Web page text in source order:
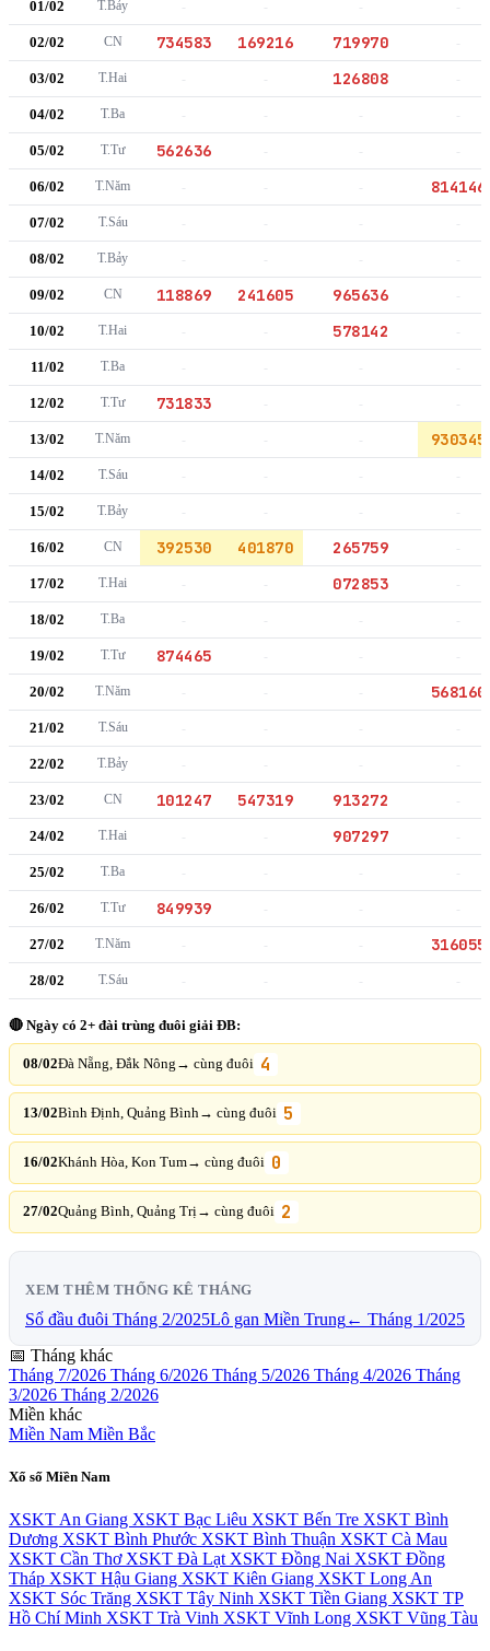
01/02 T.Bảy - - - -
02/02 CN 734583 169216 719970 -
03/02 T.Hai - - 126808 -
04/02 T.Ba - - - -
05/02 T.Tư 562636 - - -
06/02 T.Năm - - - 814146
07/02 T.Sáu - - - -
08/02 T.Bảy - - - -
09/02 CN 118869 241605 965636 -
10/02 T.Hai - - 578142 -
11/02 T.Ba - - - -
12/02 T.Tư 731833 - - -
13/02 T.Năm - - - 930345
14/02 T.Sáu - - - -
15/02 T.Bảy - - - -
16/02 CN 392530 401870 265759 -
17/02 T.Hai - - 072853 -
18/02 T.Ba - - - -
19/02 T.Tư 874465 - - -
20/02 T.Năm - - - 568160
21/02 T.Sáu - - - -
22/02 T.Bảy - - - -
23/02 CN 101247 547319 913272 -
24/02 T.Hai - - 907297 -
25/02 T.Ba - - - -
26/02 T.Tư 849939 - - -
27/02 T.Năm - - - 316055
28/02 T.Sáu - - - -
🔴 Ngày có 2+ đài trùng đuôi giải ĐB:
08/02Đà Nẵng, Đắk Nông → cùng đuôi 4
13/02Bình Định, Quảng Bình→ cùng đuôi 5
16/02Khánh Hòa, Kon Tum→ cùng đuôi 0
27/02Quảng Bình, Quảng Trị→ cùng đuôi 2
XEM THÊM THỐNG KÊ THÁNG
Sổ đầu đuôi Tháng 2/2025Lô gan Miền Trung← Tháng 1/2025
📅 Tháng khác
Tháng 7/2026 Tháng 6/2026 Tháng 5/2026 Tháng 4/2026 Tháng
3/2026 Tháng 2/2026
Miền khác
Miền Nam Miền Bắc
Xổ số Miền Nam
XSKT An Giang XSKT Bạc Liêu XSKT Bến Tre XSKT Bình
Dương XSKT Bình Phước XSKT Bình Thuận XSKT Cà Mau
XSKT Cần Thơ XSKT Đà Lạt XSKT Đồng Nai XSKT Đồng
Tháp XSKT Hậu Giang XSKT Kiên Giang XSKT Long An
XSKT Sóc Trăng XSKT Tây Ninh XSKT Tiền Giang XSKT TP
Hồ Chí Minh XSKT Trà Vinh XSKT Vĩnh Long XSKT Vũng Tàu